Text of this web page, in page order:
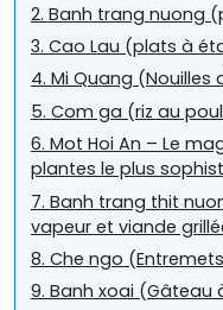
2. Banh trang nuong
3. Cao Lau (plats à
4. Mi Quang (Nouilles
5. Com ga (riz au
6. Mot Hoi An – Le
plantes le plus
7. Banh trang thit
vapeur et viande
8. Che ngo
9. Banh xoai (Gâteau